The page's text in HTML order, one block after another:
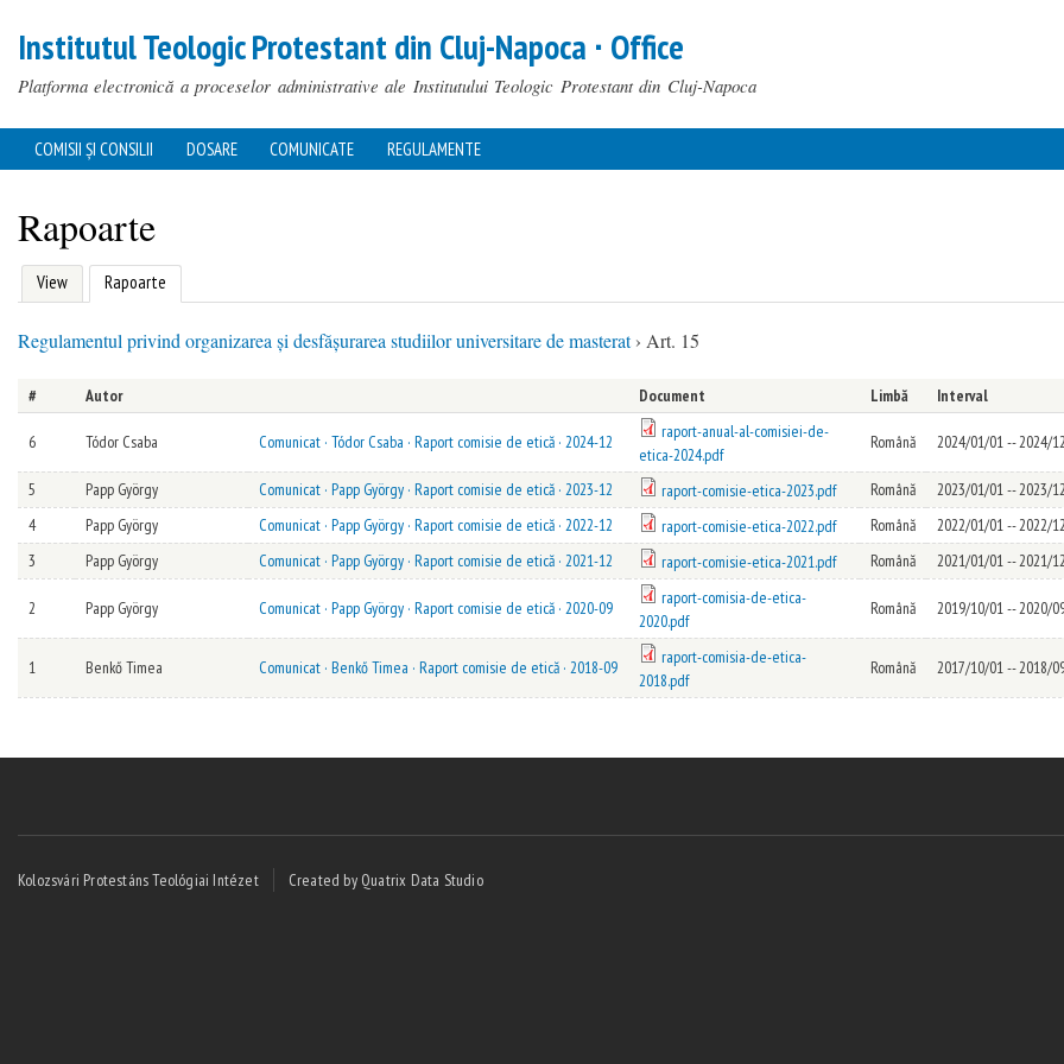
content
Institutul Teologic Protestant din Cluj-Napoca ∙ Office
Platforma electronică a proceselor administrative ale Institutului Teologic Protestant din Cluj-Napoca
MAIN MENU
COMISII ȘI CONSILII DOSARE COMUNICATE REGULAMENTE
Rapoarte
Primary tabs
View Rapoarte
(active tab)
Regulamentul privind organizarea și desfășurarea studiilor universitare de masterat › Art. 15
You are here
# Autor Document Limbă Interval
6 Tódor Csaba Comunicat · Tódor Csaba · Raport comisie de etică · 2024-12
raport-anual-al-comisiei-de-
etica-2024.pdf
Română 2024/01/01--2024/
5 Papp György Comunicat · Papp György · Raport comisie de etică · 2023-12 raport-comisie-etica-2023.pdf Română 2023/01/01--2023/
4
Papp György Comunicat · Papp György · Raport comisie de etică · 2022-12 raport-comisie-etica-2022.pdf Română 2022/01/01--2022/
3
Papp György Comunicat · Papp György · Raport comisie de etică · 2021-12 raport-comisie-etica-2021.pdf Română 2021/01/01--2021/
2 Papp György Comunicat · Papp György · Raport comisie de etică · 2020-09
raport-comisia-de-etica-
2020.pdf
Română 2019/10/01--2020/
1 Benkő Timea Comunicat · Benkő Timea · Raport comisie de etică · 2018-09
raport-comisia-de-etica-
2018.pdf
Română 2017/10/01--2018/
Kolozsvári Protestáns Teológiai Intézet Created by Quatrix Data Studio